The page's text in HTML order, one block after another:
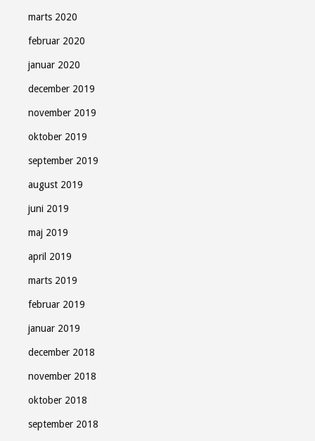
marts 2020
februar 2020
januar 2020
december 2019
november 2019
oktober 2019
september 2019
august 2019
juni 2019
maj 2019
april 2019
marts 2019
februar 2019
januar 2019
december 2018
november 2018
oktober 2018
september 2018